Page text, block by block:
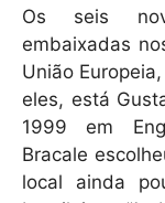
Os seis
embaixadas
União
eles, está
1999 em
Bracale
local ainda